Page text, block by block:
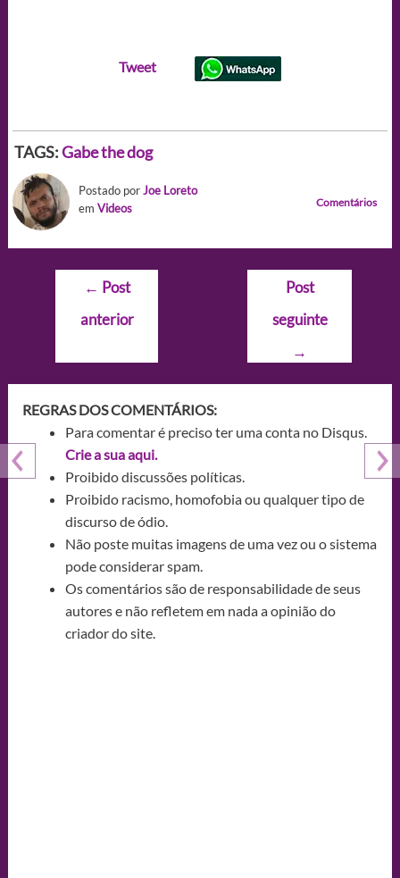
Tweet
TAGS:Gabe the dog
Postado porJoe Loreto
em Videos Comentários
Navegação
Post
← Post
anterior
Post
seguinte
→
REGRAS DOS COMENTÁRIOS:
Para comentar é preciso ter uma conta no Disqus.
Crie a sua aqui.
Proibido discussões políticas.
Proibido racismo, homofobia ou qualquer tipo de
discurso de ódio.
Não poste muitas imagens de uma vez ou o sistema
pode considerar spam.
Os comentários são de responsabilidade de seus
autores e não refletem em nada a opinião do
criador do site.